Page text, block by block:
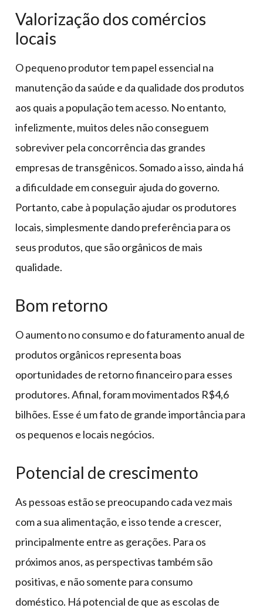
Valorização dos comércios
locais
O pequeno produtor tem papel essencial na
manutenção da saúde e da qualidade dos produtos
aos quais a população tem acesso. No entanto,
infelizmente, muitos deles não conseguem
sobreviver pela concorrência das grandes
empresas de transgênicos. Somado a isso, ainda há
a dificuldade em conseguir ajuda do governo.
Portanto, cabe à população ajudar os produtores
locais, simplesmente dando preferência para os
seus produtos, que são orgânicos de mais
qualidade.
Bom retorno
O aumento no consumo e do faturamento anual de
produtos orgânicos representa boas
oportunidades de retorno financeiro para esses
produtores. Afinal, foram movimentados R$4,6
bilhões. Esse é um fato de grande importância para
os pequenos e locais negócios.
Potencial de crescimento
As pessoas estão se preocupando cada vez mais
com a sua alimentação, e isso tende a crescer,
principalmente entre as gerações. Para os
próximos anos, as perspectivas também são
positivas, e não somente para consumo
doméstico. Há potencial de que as escolas de